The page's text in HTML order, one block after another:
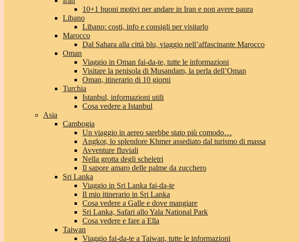
10+1 buoni motivi per andare in Iran e non avere paura
Libano
Libano: costi, info e consigli per visitarlo
Marocco
Dal Sahara alla città blu, viaggio nell’affascinante Marocco
Oman
Viaggio in Oman fai-da-te, tutte le informazioni
Visitare la penisola di Musandam, la perla dell’Oman
Oman, itinerario di 10 giorni
Turchia
Istanbul, informazioni utili
Cosa vedere a Istanbul
Asia
Cambogia
Un viaggio in aereo sarebbe stato più comodo…
Angkor, lo splendore Khmer assediato dal turismo di massa
Avventure fluviali
Nella grotta degli scheletri
Il sapore amaro delle palme da zucchero
Sri Lanka
Viaggio in Sri Lanka fai-da-te
Il mio itinerario in Sri Lanka
Cosa vedere a Galle e dove mangiare
Sri Lanka, Safari allo Yala National Park
Cosa vedere e fare a Ella
Taiwan
Viaggio fai-da-te a Taiwan, tutte le informazioni